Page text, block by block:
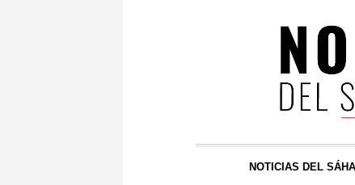
NOTICIAS DEL